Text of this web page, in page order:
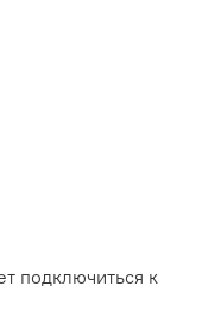
подключиться к